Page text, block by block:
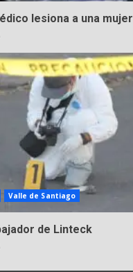
lesiona a una mujer
Valle de Santiago
de Linteck